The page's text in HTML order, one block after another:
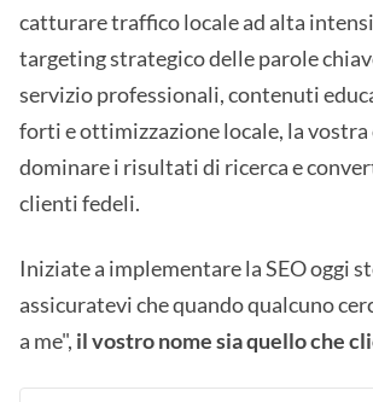
catturare traffico locale ad alta
targeting strategico delle parole
servizio professionali, contenuti
forti e ottimizzazione locale, la vostra
dominare i risultati di ricerca e
clienti fedeli.
Iniziate a implementare la SEO oggi
assicuratevi che quando qualcuno
a me", il vostro nome sia quello che